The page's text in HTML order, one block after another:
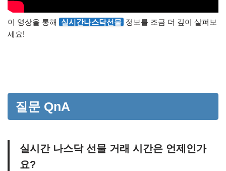
이 영상을 통해 실시간나스닥선물 정보를 조금 더 깊이 살펴보
세요!
질문 QnA
실시간 나스닥 선물 거래 시간은 언제인가
요?